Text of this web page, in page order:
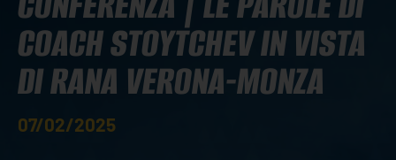
COACH STOYTCHEV IN VISTA
DI RANA VERONA-MONZA
07/02/2025